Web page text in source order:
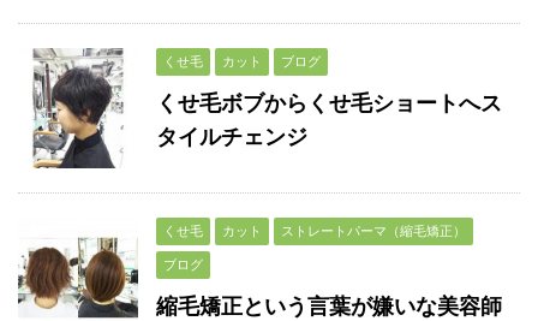
くせ毛 カット ブログ
くせ毛ボブからくせ毛ショートへス
タイルチェンジ
くせ毛 カット ストレートパーマ（縮毛矯正）
ブログ
縮毛矯正という言葉が嫌いな美容師